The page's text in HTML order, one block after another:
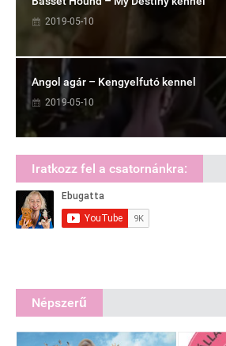
2019-05-10
Angol agár – Kengyelfutó kennel
2019-05-10
Iratkozz fel a csatornánkra:
Népszerű